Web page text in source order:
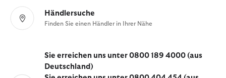
Händlersuche
Finden Sie einen Händler in Ihrer Nähe
Sie erreichen uns unter 0800 189 4000 (aus
Deutschland)